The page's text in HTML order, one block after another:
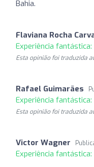
Bahia.
Flaviana Rocha
Experiência fantástica:
Esta opinião foi traduzida
Rafael Guimarães
Experiência fantástica:
Esta opinião foi traduzida
Victor Wagner
Experiência fantástica: